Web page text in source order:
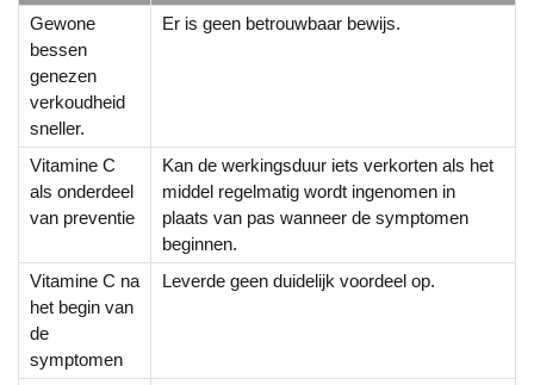
Gewone
bessen
genezen
verkoudheid
sneller.
Er is geen betrouwbaar bewijs.
Vitamine C
als onderdeel
van preventie
Kan de werkingsduur iets verkorten als het
middel regelmatig wordt ingenomen in
plaats van pas wanneer de symptomen
beginnen.
Vitamine C na
het begin van
de
symptomen
Leverde geen duidelijk voordeel op.